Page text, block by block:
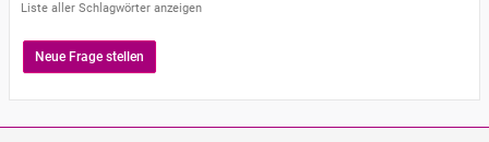
Liste aller Schlagwörter anzeigen
Neue Frage stellen